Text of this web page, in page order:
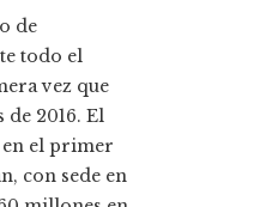
de
todo el
vez que
de 2016. El
el primer
con sede en